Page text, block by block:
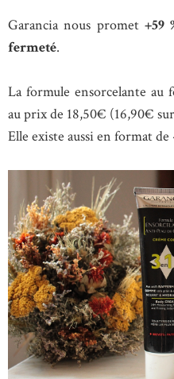
Garancia nous promet +59
fermeté.
La formule ensorcelante au
au prix de 18,50€ (16,90€
Elle existe aussi en format de